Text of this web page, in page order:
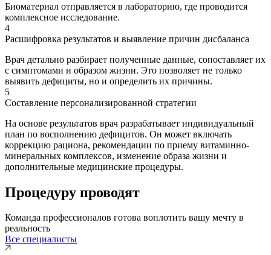
Биоматериал отправляется в лабораторию, где проводится
комплексное исследование.
4
Расшифровка результатов и выявление причин дисбаланса
Врач детально разбирает полученные данные, сопоставляет их
с симптомами и образом жизни. Это позволяет не только
выявить дефициты, но и определить их причины.
5
Составление персонализированной стратегии
На основе результатов врач разрабатывает индивидуальный
план по восполнению дефицитов. Он может включать
коррекцию рациона, рекомендации по приему витаминно-
минеральных комплексов, изменение образа жизни и
дополнительные медицинские процедуры.
Процедуру проводят
Команда профессионалов готова воплотить вашу мечту в
реальность
Все специалисты